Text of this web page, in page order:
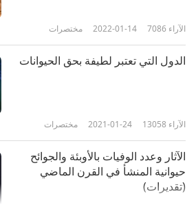
مختصرات 2024-12-18 4121الآراء
3
مختصرات 2024-12-18 3833 الآراء
تغييرات كبيرة لصالح أمة الحيوانات
مختصرات 2022-01-14 7086 الآراء
الدول التي تعتبر لطيفة بحق الحيوانات
مختصرات 2021-01-24 13058 الآراء
الآثار وعدد الوفيات بالأوبئة والجوائح
حيوانية المنشأ في القرن الماضي
(تقديرات)